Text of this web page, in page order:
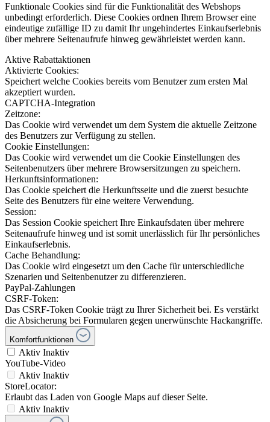
Funktionale Cookies sind für die Funktionalität des Webshops
unbedingt erforderlich. Diese Cookies ordnen Ihrem Browser eine
eindeutige zufällige ID zu damit Ihr ungehindertes Einkaufserlebnis
über mehrere Seitenaufrufe hinweg gewährleistet werden kann.
Aktive Rabattaktionen
Aktivierte Cookies:
Speichert welche Cookies bereits vom Benutzer zum ersten Mal
akzeptiert wurden.
CAPTCHA-Integration
Zeitzone:
Das Cookie wird verwendet um dem System die aktuelle Zeitzone
des Benutzers zur Verfügung zu stellen.
Cookie Einstellungen:
Das Cookie wird verwendet um die Cookie Einstellungen des
Seitenbenutzers über mehrere Browsersitzungen zu speichern.
Herkunftsinformationen:
Das Cookie speichert die Herkunftsseite und die zuerst besuchte
Seite des Benutzers für eine weitere Verwendung.
Session:
Das Session Cookie speichert Ihre Einkaufsdaten über mehrere
Seitenaufrufe hinweg und ist somit unerlässlich für Ihr persönliches
Einkaufserlebnis.
Cache Behandlung:
Das Cookie wird eingesetzt um den Cache für unterschiedliche
Szenarien und Seitenbenutzer zu differenzieren.
PayPal-Zahlungen
CSRF-Token:
Das CSRF-Token Cookie trägt zu Ihrer Sicherheit bei. Es verstärkt
die Absicherung bei Formularen gegen unerwünschte Hackangriffe.
Komfortfunktionen
Aktiv Inaktiv
YouTube-Video
Aktiv Inaktiv
StoreLocator:
Erlaubt das Laden von Google Maps auf dieser Seite.
Aktiv Inaktiv